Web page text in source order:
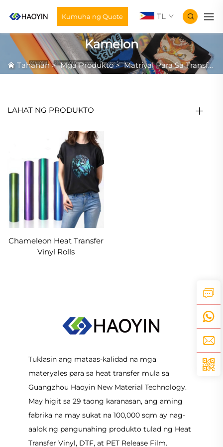
Kumuha ng Quote TL
Kamelon
Tahanan>Mga Produkto>Matriyal Para Sa Transfer Ng Init
LAHAT NG PRODUKTO
Chameleon Heat Transfer
Vinyl Rolls
Tuklasin ang mataas-kalidad na mga
materyales para sa heat transfer mula sa
Guangzhou Haoyin New Material Technology.
May higit sa 29 taong karanasan, ang aming
fabrika na may sukat na 100,000 sqm ay nag-
aalok ng pangunahing produkto tulad ng Heat
Transfer Vinyl, DTF, at PET Release Film.